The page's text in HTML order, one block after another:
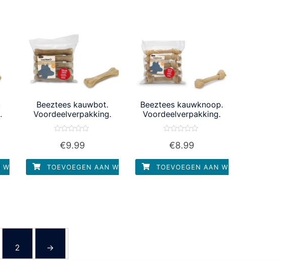
Beeztees kauwbot.
Voordeelverpakking.
5
€9.99
TOEVOEGEN AAN WINKELWAGEN
Beeztees kauwknoop.
Voordeelverpakking.
5
€8.99
TOEVOEGEN AAN WINKELWAGEN
2 →